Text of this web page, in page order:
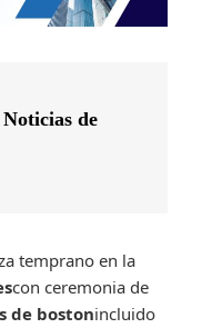
Noticias de
temprano en la
con ceremonia de
de bostonincluido